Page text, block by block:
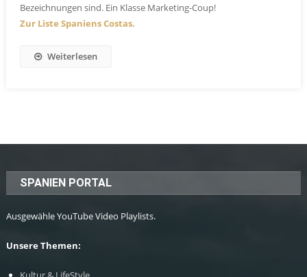
Bezeichnungen sind. Ein Klasse Marketing-Coup!
Zur Liste Spaniens Costas.
Weiterlesen
SPANIEN PORTAL
Ausgewähle YouTube Video Playlists.
Unsere Themen: